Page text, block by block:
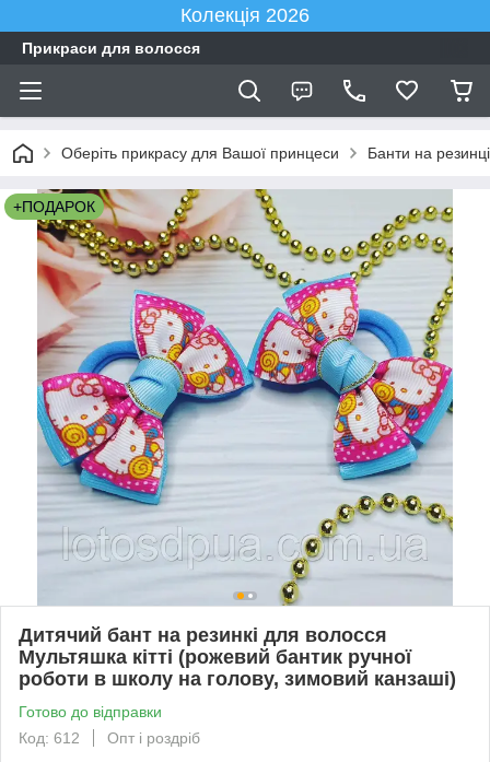
Колекція 2026
Прикраси для волосся
Оберіть прикрасу для Вашої принцеси Банти на резинці
+ПОДАРОК
Дитячий бант на резинкі для волосся
Мультяшка кітті (рожевий бантик ручної
роботи в школу на голову, зимовий канзаші)
Готово до відправки
Код: 612
Опт і роздріб